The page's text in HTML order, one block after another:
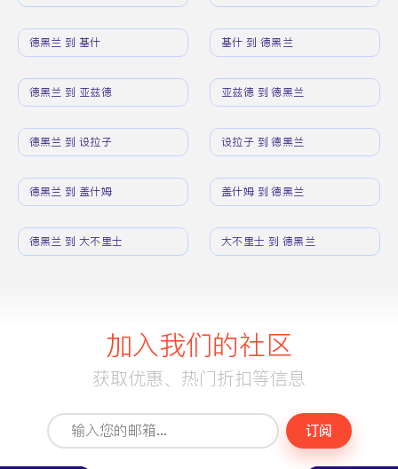
德黑兰 到 基什 基什 到 德黑兰
德黑兰 到 亚兹德 亚兹德 到 德黑兰
德黑兰 到 设拉子 设拉子 到 德黑兰
德黑兰 到 盖什姆 盖什姆 到 德黑兰
德黑兰 到 大不里士 大不里士 到 德黑兰
加入我们的社区
获取优惠、热门折扣等信息
订阅